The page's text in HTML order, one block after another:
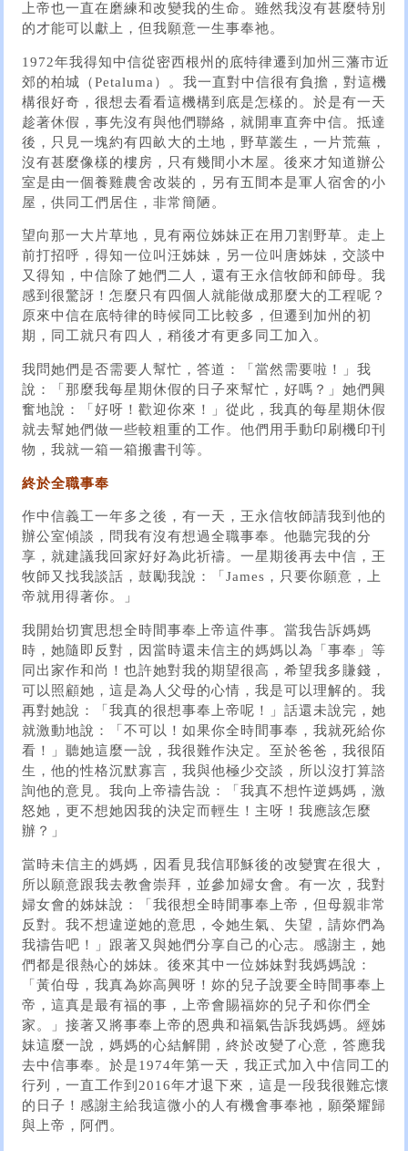
上帝也一直在磨練和改變我的生命。雖然我沒有甚麼特別
的才能可以獻上，但我願意一生事奉祂。
1972年我得知中信從密西根州的底特律遷到加州三藩市近
郊的柏城（Petaluma）。我一直對中信很有負擔，對這機
構很好奇，很想去看看這機構到底是怎樣的。於是有一天
趁著休假，事先沒有與他們聯絡，就開車直奔中信。抵達
後，只見一塊約有四畝大的土地，野草叢生，一片荒蕪，
沒有甚麼像樣的樓房，只有幾間小木屋。後來才知道辦公
室是由一個養雞農舍改裝的，另有五間本是軍人宿舍的小
屋，供同工們居住，非常簡陋。
望向那一大片草地，見有兩位姊妹正在用刀割野草。走上
前打招呼，得知一位叫汪姊妹，另一位叫唐姊妹，交談中
又得知，中信除了她們二人，還有王永信牧師和師母。我
感到很驚訝！怎麼只有四個人就能做成那麼大的工程呢？
原來中信在底特律的時候同工比較多，但遷到加州的初
期，同工就只有四人，稍後才有更多同工加入。
我問她們是否需要人幫忙，答道：「當然需要啦！」我
說：「那麼我每星期休假的日子來幫忙，好嗎？」她們興
奮地說：「好呀！歡迎你來！」從此，我真的每星期休假
就去幫她們做一些較粗重的工作。他們用手動印刷機印刊
物，我就一箱一箱搬書刊等。
終於全職事奉
作中信義工一年多之後，有一天，王永信牧師請我到他的
辦公室傾談，問我有沒有想過全職事奉。他聽完我的分
享，就建議我回家好好為此祈禱。一星期後再去中信，王
牧師又找我談話，鼓勵我說：「James，只要你願意，上
帝就用得著你。」
我開始切實思想全時間事奉上帝這件事。當我告訴媽媽
時，她隨即反對，因當時還未信主的媽媽以為「事奉」等
同出家作和尚！也許她對我的期望很高，希望我多賺錢，
可以照顧她，這是為人父母的心情，我是可以理解的。我
再對她說：「我真的很想事奉上帝呢！」話還未說完，她
就激動地說：「不可以！如果你全時間事奉，我就死給你
看！」聽她這麼一說，我很難作決定。至於爸爸，我很陌
生，他的性格沉默寡言，我與他極少交談，所以沒打算諮
詢他的意見。我向上帝禱告說：「我真不想忤逆媽媽，激
怒她，更不想她因我的決定而輕生！主呀！我應該怎麼
辦？」
當時未信主的媽媽，因看見我信耶穌後的改變實在很大，
所以願意跟我去教會崇拜，並參加婦女會。有一次，我對
婦女會的姊妹說：「我很想全時間事奉上帝，但母親非常
反對。我不想違逆她的意思，令她生氣、失望，請妳們為
我禱告吧！」跟著又與她們分享自己的心志。感謝主，她
們都是很熱心的姊妹。後來其中一位姊妹對我媽媽說：
「黃伯母，我真為妳高興呀！妳的兒子說要全時間事奉上
帝，這真是最有福的事，上帝會賜福妳的兒子和你們全
家。」接著又將事奉上帝的恩典和福氣告訴我媽媽。經姊
妹這麼一說，媽媽的心結解開，終於改變了心意，答應我
去中信事奉。於是1974年第一天，我正式加入中信同工的
行列，一直工作到2016年才退下來，這是一段我很難忘懷
的日子！感謝主給我這微小的人有機會事奉祂，願榮耀歸
與上帝，阿們。